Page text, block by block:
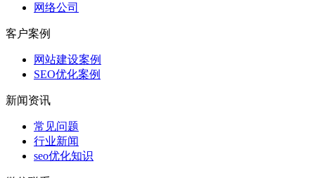
网络公司
客户案例
网站建设案例
SEO优化案例
新闻资讯
常见问题
行业新闻
seo优化知识